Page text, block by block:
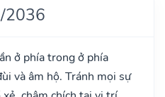
2036
ở phía trong ở phía
và âm hộ. Tránh mọi sự